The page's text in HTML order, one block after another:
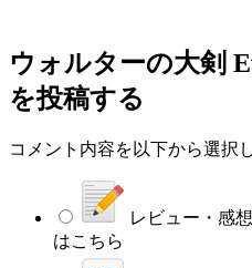
ウォルターの大剣
を投稿する
コメント内容を以下から選択
レビュー・感
はこちら